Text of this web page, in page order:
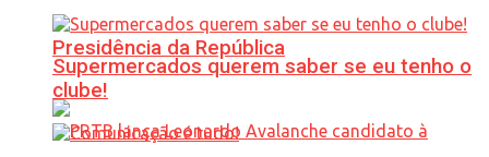
Presidência da República
Supermercados querem saber se eu tenho o
clube!